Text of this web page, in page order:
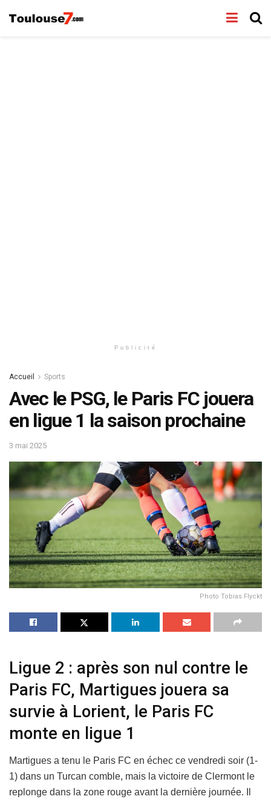
Publicité
Accueil Sports
Avec le PSG, le Paris FC jouera
en ligue 1 la saison prochaine
3 mai 2025
Photo Tobias Flyckt
Ligue 2 : après son nul contre le
Paris FC, Martigues jouera sa
survie à Lorient, le Paris FC
monte en ligue 1
Martigues a tenu le Paris FC en échec ce vendredi soir (1-
1) dans un Turcan comble, mais la victoire de Clermont le
replonge dans la zone rouge avant la dernière journée. Il